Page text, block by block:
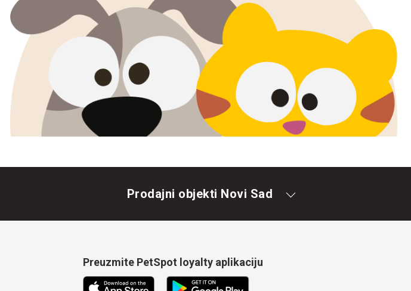
Prodajni objekti Novi Sad
Preuzmite PetSpot loyalty aplikaciju